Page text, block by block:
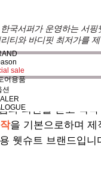
국서퍼가 운영하는 서
티와 바디핏 최저가를
sale
어용품
션
과 의견를 듣고 적
을 기본으로하며
웻슈트 브랜드입니